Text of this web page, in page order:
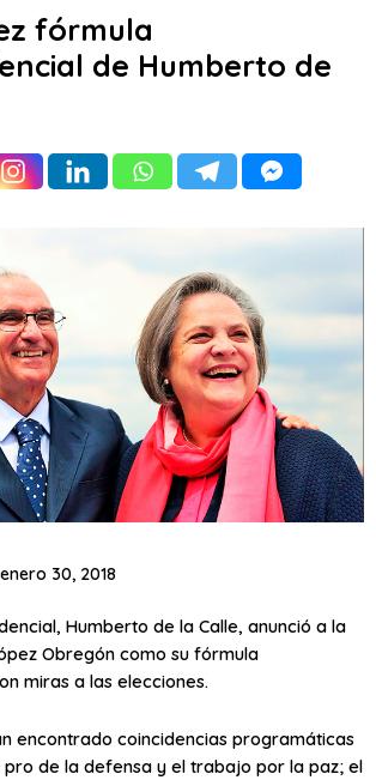
fórmula
de Humberto de
enero 30, 2018
Humberto de la Calle, anunció a la
Obregón como su fórmula
miras a las elecciones.
encontrado coincidencias programáticas
de la defensa y el trabajo por la paz; el